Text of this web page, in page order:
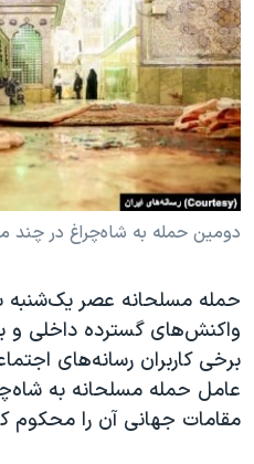
فرهنگ و زندگی
حقوق شهروندی
اقتصادی
علم و فناوری
اسرائیل در جنگ
مستندها
انتخابات ریاست جمهوری آمریکا ۲۰۲۴
حمله جمهوری اسلامی به
رمز مهسا
ورزش زنان در ایران
اعتراضات زن، زندگی، آزادی
تریبونال مردمی آبان ۹۸
دادگاه حمید نوری
چهل سال گروگان‌گیری
قانون شفافیت دارائی کادر رهبری
دنبال کنید
زبانهای مختلف
دومین حمله به شاه‌چراغ در چند
حمله مسلحانه عصر یک‌شنبه
واکنش‌های گسترده داخلی و
برخی کاربران رسانه‌های
عامل حمله مسلحانه به
مقامات جهانی آن را محکوم